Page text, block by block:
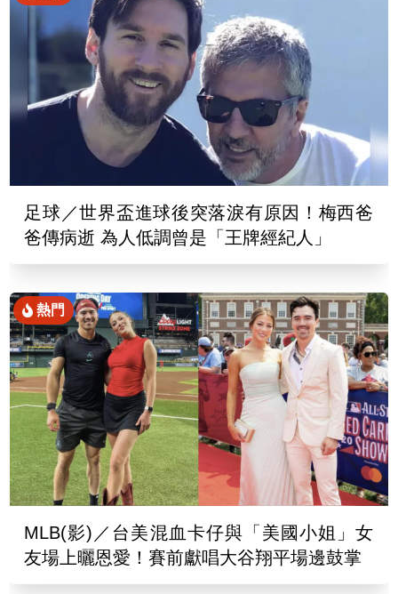
足球／世界盃進球後突落淚有原因！梅西爸
爸傳病逝 為人低調曾是「王牌經紀人」
熱門
MLB(影)／台美混血卡仔與「美國小姐」女
友場上曬恩愛！賽前獻唱大谷翔平場邊鼓掌